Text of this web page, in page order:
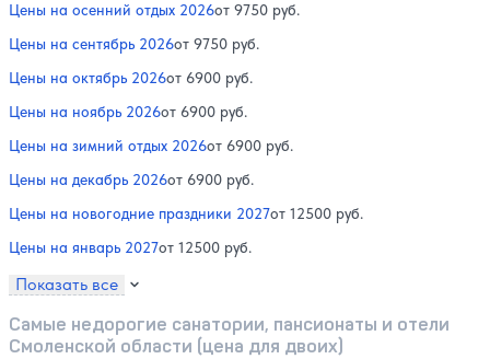
Цены на осенний отдых 2026от 9750 руб.
Цены на сентябрь 2026от 9750 руб.
Цены на октябрь 2026от 6900 руб.
Цены на ноябрь 2026от 6900 руб.
Цены на зимний отдых 2026от 6900 руб.
Цены на декабрь 2026от 6900 руб.
Цены на новогодние праздники 2027от 12500 руб.
Цены на январь 2027от 12500 руб.
Показать все
Самые недорогие санатории, пансионаты и отели
Смоленской области (цена для двоих)